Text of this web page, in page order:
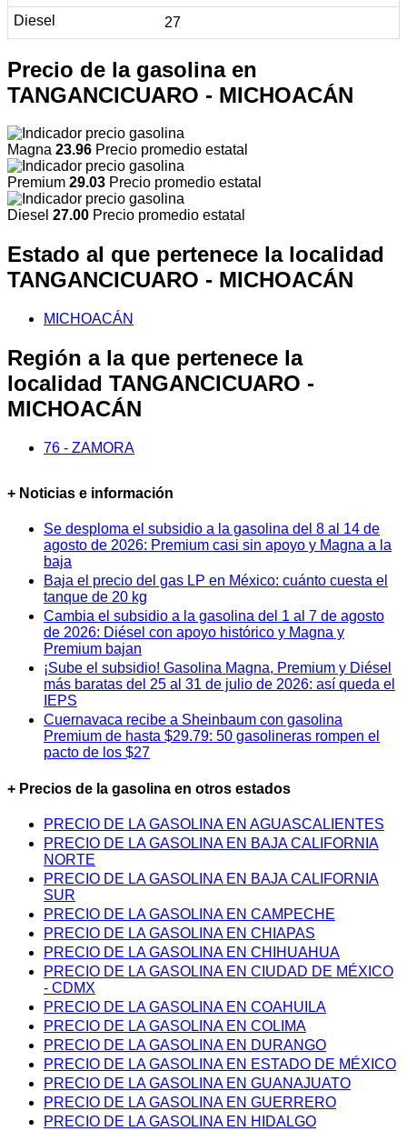
27
Precio de la gasolina en
TANGANCICUARO - MICHOACÁN
Magna 23.96 Precio promedio estatal
Premium 29.03 Precio promedio estatal
Diesel 27.00 Precio promedio estatal
Estado al que pertenece la localidad
TANGANCICUARO - MICHOACÁN
MICHOACÁN
Región a la que pertenece la
localidad TANGANCICUARO -
MICHOACÁN
76 - ZAMORA
+ Noticias e información
Se desploma el subsidio a la gasolina del 8 al 14 de
agosto de 2026: Premium casi sin apoyo y Magna a la
baja
Baja el precio del gas LP en México: cuánto cuesta el
tanque de 20 kg
Cambia el subsidio a la gasolina del 1 al 7 de agosto
de 2026: Diésel con apoyo histórico y Magna y
Premium bajan
¡Sube el subsidio! Gasolina Magna, Premium y Diésel
más baratas del 25 al 31 de julio de 2026: así queda el
IEPS
Cuernavaca recibe a Sheinbaum con gasolina
Premium de hasta $29.79: 50 gasolineras rompen el
pacto de los $27
+ Precios de la gasolina en otros estados
PRECIO DE LA GASOLINA EN AGUASCALIENTES
PRECIO DE LA GASOLINA EN BAJA CALIFORNIA
NORTE
PRECIO DE LA GASOLINA EN BAJA CALIFORNIA
SUR
PRECIO DE LA GASOLINA EN CAMPECHE
PRECIO DE LA GASOLINA EN CHIAPAS
PRECIO DE LA GASOLINA EN CHIHUAHUA
PRECIO DE LA GASOLINA EN CIUDAD DE MÉXICO
- CDMX
PRECIO DE LA GASOLINA EN COAHUILA
PRECIO DE LA GASOLINA EN COLIMA
PRECIO DE LA GASOLINA EN DURANGO
PRECIO DE LA GASOLINA EN ESTADO DE MÉXICO
PRECIO DE LA GASOLINA EN GUANAJUATO
PRECIO DE LA GASOLINA EN GUERRERO
PRECIO DE LA GASOLINA EN HIDALGO